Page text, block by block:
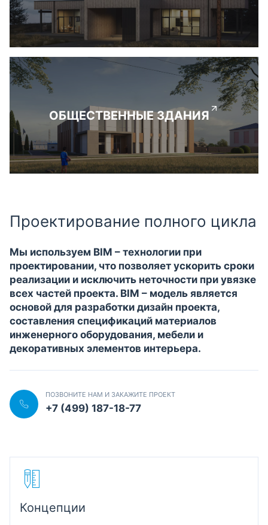
ОБЩЕСТВЕННЫЕ ЗДАНИЯ
Проектирование полного цикла
Мы используем BIM – технологии при
проектировании, что позволяет ускорить сроки
реализации и исключить неточности при увязке
всех частей проекта. BIM – модель является
основой для разработки дизайн проекта,
составления спецификаций материалов
инженерного оборудования, мебели и
декоративных элементов интерьера.
ПОЗВОНИТЕ НАМ И ЗАКАЖИТЕ ПРОЕКТ
+7 (499) 187-18-77
Концепции